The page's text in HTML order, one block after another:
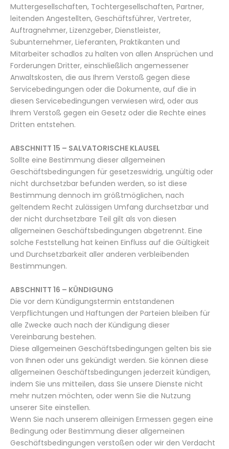
Muttergesellschaften, Tochtergesellschaften, Partner,
leitenden Angestellten, Geschäftsführer, Vertreter,
Auftragnehmer, Lizenzgeber, Dienstleister,
Subunternehmer, Lieferanten, Praktikanten und
Mitarbeiter schadlos zu halten von allen Ansprüchen und
Forderungen Dritter, einschließlich angemessener
Anwaltskosten, die aus Ihrem Verstoß gegen diese
Servicebedingungen oder die Dokumente, auf die in
diesen Servicebedingungen verwiesen wird, oder aus
Ihrem Verstoß gegen ein Gesetz oder die Rechte eines
Dritten entstehen.
ABSCHNITT 15 – SALVATORISCHE KLAUSEL
Sollte eine Bestimmung dieser allgemeinen
Geschäftsbedingungen für gesetzeswidrig, ungültig oder
nicht durchsetzbar befunden werden, so ist diese
Bestimmung dennoch im größtmöglichen, nach
geltendem Recht zulässigen Umfang durchsetzbar und
der nicht durchsetzbare Teil gilt als von diesen
allgemeinen Geschäftsbedingungen abgetrennt. Eine
solche Feststellung hat keinen Einfluss auf die Gültigkeit
und Durchsetzbarkeit aller anderen verbleibenden
Bestimmungen.
ABSCHNITT 16 – KÜNDIGUNG
Die vor dem Kündigungstermin entstandenen
Verpflichtungen und Haftungen der Parteien bleiben für
alle Zwecke auch nach der Kündigung dieser
Vereinbarung bestehen.
Diese allgemeinen Geschäftsbedingungen gelten bis sie
von Ihnen oder uns gekündigt werden. Sie können diese
allgemeinen Geschäftsbedingungen jederzeit kündigen,
indem Sie uns mitteilen, dass Sie unsere Dienste nicht
mehr nutzen möchten, oder wenn Sie die Nutzung
unserer Site einstellen.
Wenn Sie nach unserem alleinigen Ermessen gegen eine
Bedingung oder Bestimmung dieser allgemeinen
Geschäftsbedingungen verstoßen oder wir den Verdacht